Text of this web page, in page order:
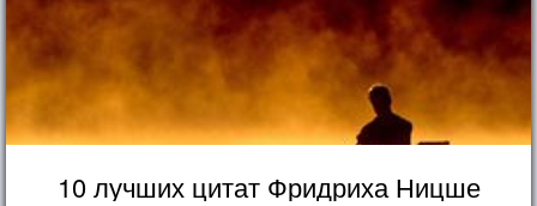
10 лучших цитат Фридриха Ницше